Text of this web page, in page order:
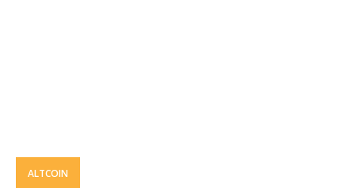
ALTCOIN